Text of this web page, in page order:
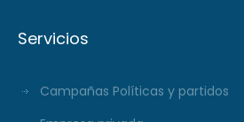
Servicios
Campañas Políticas y partidos